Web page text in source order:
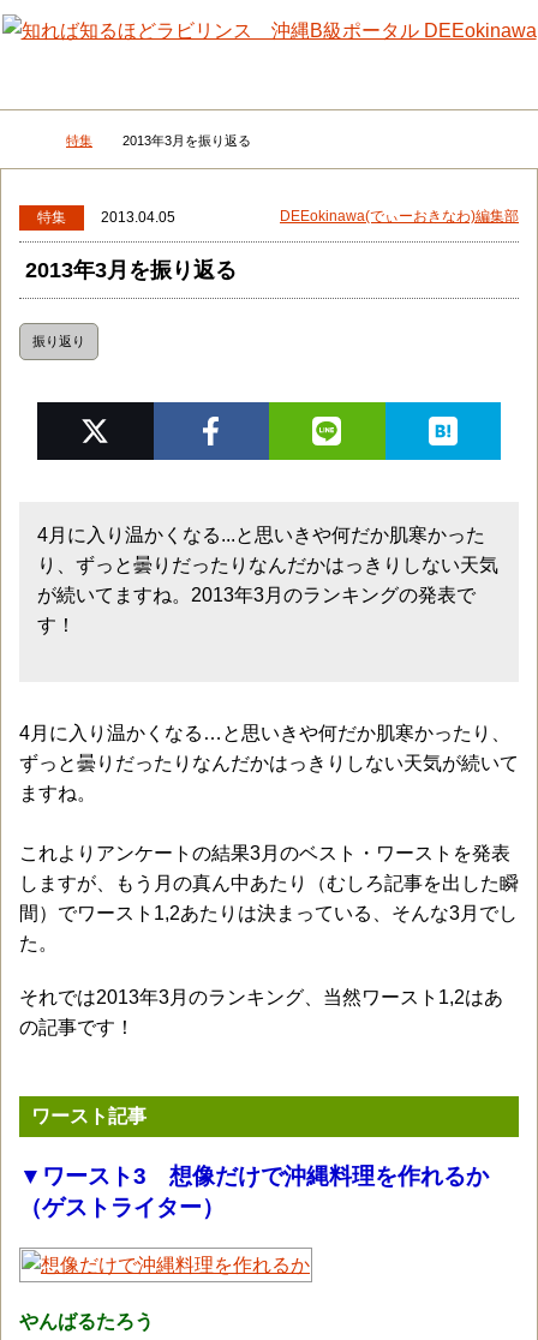
メニュー 検
DEEokinawaトップ
特集 2013年3月を振り返る
特集 2013.04.05 DEEokinawa(でぃーおきなわ)編集部
2013年3月を振り返る
振り返り
4月に入り温かくなる...と思いきや何だか肌寒かった
り、ずっと曇りだったりなんだかはっきりしない天気
が続いてますね。2013年3月のランキングの発表で
す！
4月に入り温かくなる…と思いきや何だか肌寒かったり、
ずっと曇りだったりなんだかはっきりしない天気が続いて
ますね。
これよりアンケートの結果3月のベスト・ワーストを発表
しますが、もう月の真ん中あたり（むしろ記事を出した瞬
間）でワースト1,2あたりは決まっている、そんな3月でし
た。
それでは2013年3月のランキング、当然ワースト1,2はあ
の記事です！
ワースト記事
▼ワースト3 想像だけで沖縄料理を作れるか
（ゲストライター）
やんばるたろう